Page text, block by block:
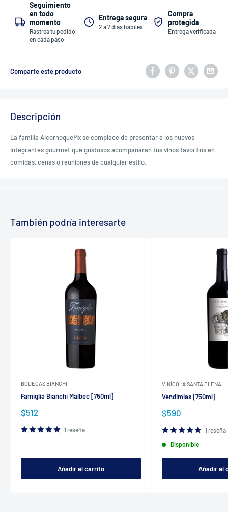
Seguimiento
en todo
momento
Rastrea tu pedido
en cada paso
Entrega segura
2 a 7 días hábiles
Compra
protegida
Entrega verificada
Comparte este producto
Descripción
La familia AlcornoqueMx se complace de presentar a los nuevos
integrantes gourmet que gustosos acompañaran tus vinos favoritos en
comidas, cenas o reuniones de cualquier estilo.
También podría interesarte
BODEGAS BIANCHI
Famiglia Bianchi Malbec [750ml]
Precio
venta
$512
1 reseña
Añadir al carrito
VINÍCOLA SANTA ELENA
Vendimias [750ml]
Precio
venta
$590
1 reseña
Disponible
Añadir al